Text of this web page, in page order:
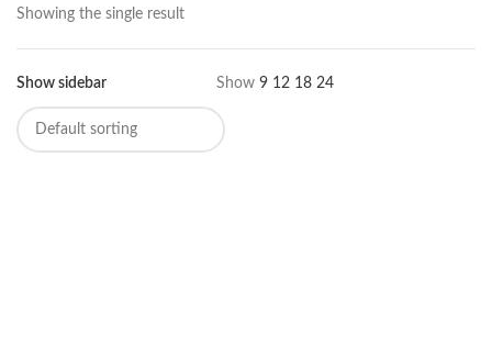
Showing the single result
Show sidebar Show 9 12 18 24